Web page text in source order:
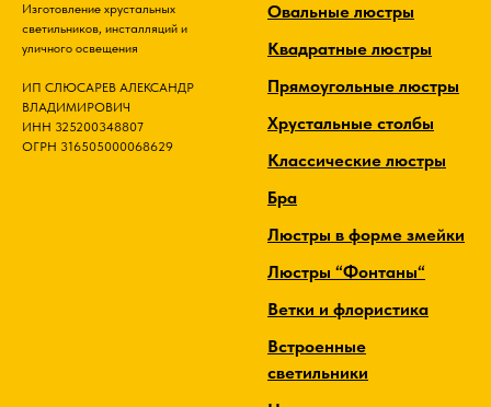
Изготовление хрустальных
светильников, инсталляций и
уличного освещения
ИП СЛЮСАРЕВ АЛЕКСАНДР
ВЛАДИМИРОВИЧ
ИНН 325200348807
ОГРН 316505000068629
Овальные люстры
Квадратные люстры
Прямоугольные люстры
Хрустальные столбы
Классические люстры
Бра
Люстры в форме змейки
Люстры “Фонтаны“
Ветки и флористика
Встроенные
светильники